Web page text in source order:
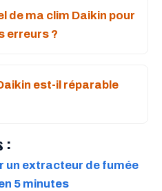
de ma clim Daikin pour
erreurs ?
est-il réparable
:
un extracteur de fumée
5 minutes